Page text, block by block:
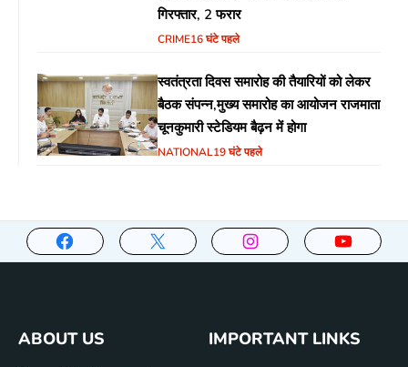
गिरफ्तार, 2 फरार
CRIME16 घंटे पहले
स्वतंत्रता दिवस समारोह की तैयारियों को लेकर
बैठक संपन्न,मुख्य समारोह का आयोजन राजमाता
चूनकुमारी स्टेडियम बैढ़न में होगा
NATIONAL19 घंटे पहले
ABOUT US
IMPORTANT LINKS